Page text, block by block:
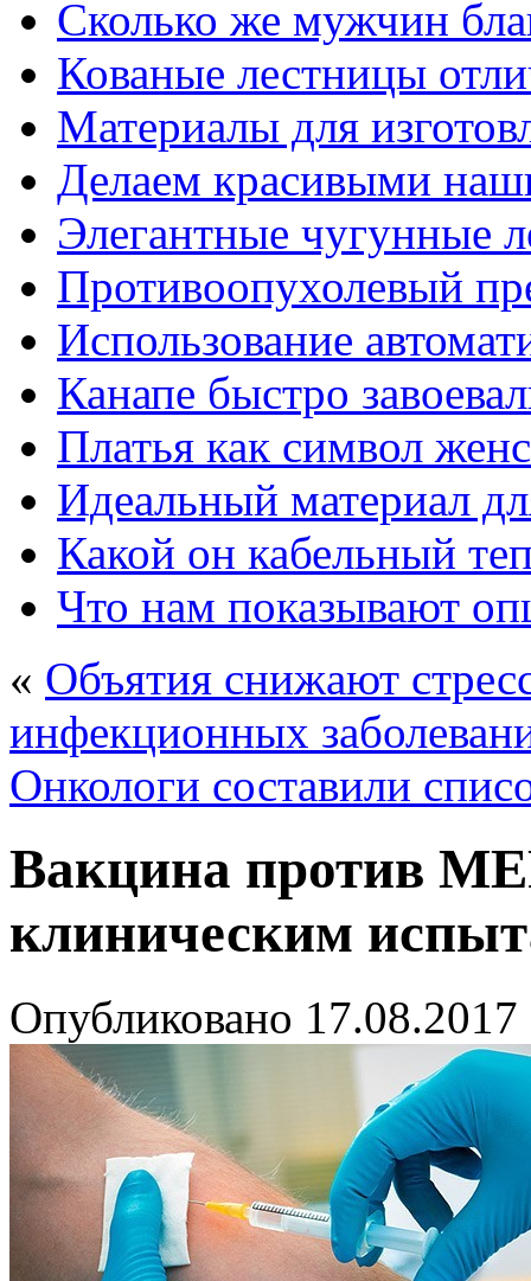
Сколько же мужчин
Кованые лестницы
Материалы для
Делаем красивыми
Элегантные чугунные
Противоопухолевый
Использование
Канапе быстро
Платья как символ
Идеальный материал
Какой он кабельный
Что нам показывают
« Объятия снижают
инфекционных
Онкологи составили
Вакцина против
клиническим
Опубликовано 17.08.2017